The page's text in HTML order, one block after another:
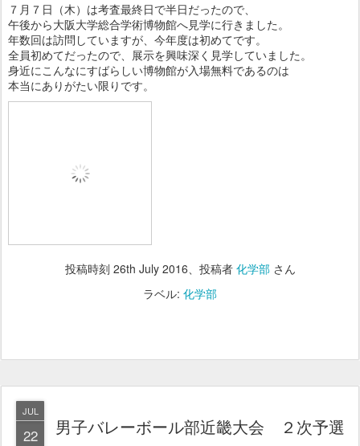
７月７日（木）は考査最終日で半日だったので、
午後から大阪大学総合学術博物館へ見学に行きました。
年数回は訪問していますが、今年度は初めてです。
全員初めてだったので、展示を興味深く見学していました。
身近にこんなにすばらしい博物館が入場無料であるのは
本当にありがたい限りです。
投稿時刻 26th July 2016、投稿者 化学部さん
ラベル: 化学部
JUL
22 男子バレーボール部近畿大会 ２次予選